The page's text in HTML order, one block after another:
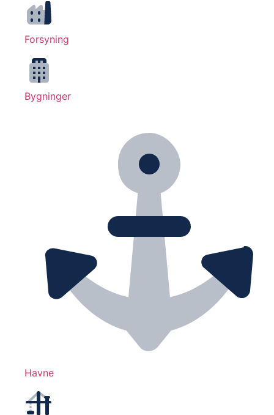
Forsyning
Bygninger
Havne